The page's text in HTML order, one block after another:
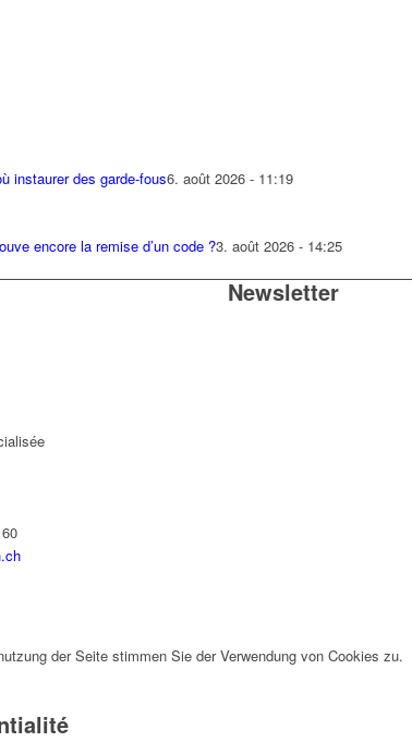
instaurer des garde-fous6. août 2026 - 11:19
encore la remise d’un code ?3. août 2026 - 14:25
Newsletter
der Seite stimmen Sie der Verwendung von Cookies zu.